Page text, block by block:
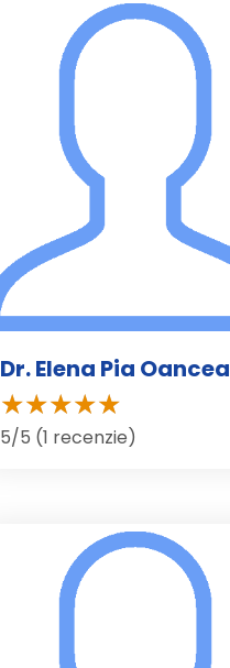
Dr. Elena Pia Oancea
5/5 (1 recenzie)